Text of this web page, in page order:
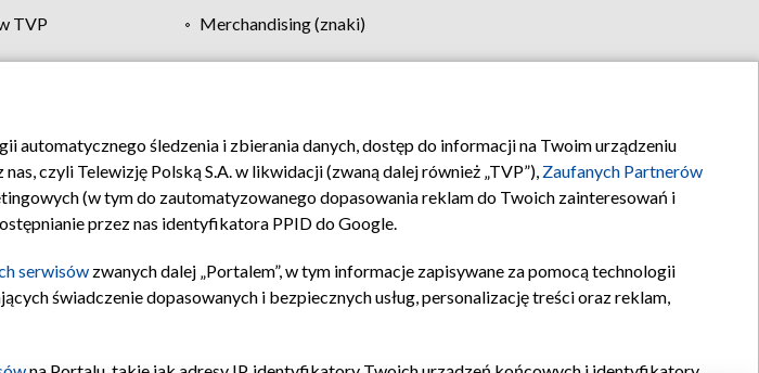
TVP
Merchandising (znaki)
Moje zgody Pomoc Biuro reklamy Kontakt
śledzenia i zbierania danych, dostęp do informacji na Twoim urządzeniu
czyli Telewizję Polską S.A. w likwidacji (zwaną dalej również „TVP”), Zaufanych Partnerów
(w tym do zautomatyzowanego dopasowania reklam do Twoich zainteresowań i
przez nas identyfikatora PPID do Google.
serwisów zwanych dalej „Portalem”, w tym informacje zapisywane za pomocą technologii
świadczenie dopasowanych i bezpiecznych usług, personalizację treści oraz reklam,